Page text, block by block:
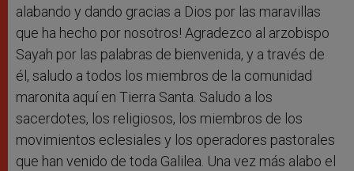
alabando y dando gracias a Dios por las maravillas
que ha hecho por nosotros! Agradezco al arzobispo
Sayah por las palabras de bienvenida, y a través de
él, saludo a todos los miembros de la comunidad
maronita aquí en Tierra Santa. Saludo a los
sacerdotes, los religiosos, los miembros de los
movimientos eclesiales y los operadores pastorales
que han venido de toda Galilea. Una vez más alabo el